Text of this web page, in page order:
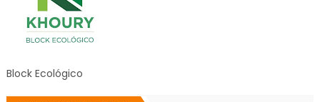
Block Ecológico